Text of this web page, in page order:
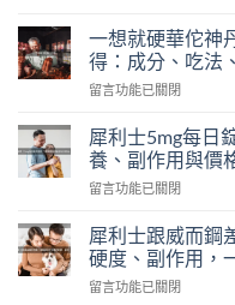
久
液
評
｜
藥
師
實
日
本
榮
一想就硬華佗神
得：成分、吃法
在
想
就
硬
華
神
丹
評
價
留言功能已關閉
犀利士5mg每日
養、副作用與價
在
利
士
5mg
每
留言功能已關閉
犀利士跟威而鋼
硬度、副作用，
在
留言功能已關閉